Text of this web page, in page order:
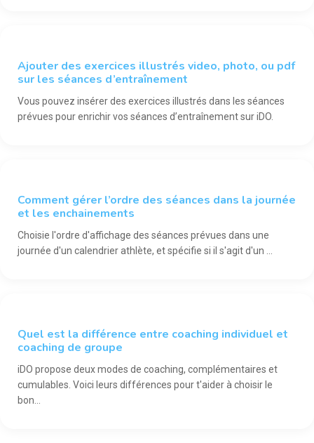
Ajouter des exercices illustrés video, photo, ou pdf
sur les séances d’entraînement
Vous pouvez insérer des exercices illustrés dans les séances
prévues pour enrichir vos séances d’entraînement sur iDO.
Comment gérer l’ordre des séances dans la journée
et les enchainements
Choisie l'ordre d'affichage des séances prévues dans une
journée d'un calendrier athlète, et spécifie si il s'agit d'un ...
Quel est la différence entre coaching individuel et
coaching de groupe
iDO propose deux modes de coaching, complémentaires et
cumulables. Voici leurs différences pour t'aider à choisir le
bon...